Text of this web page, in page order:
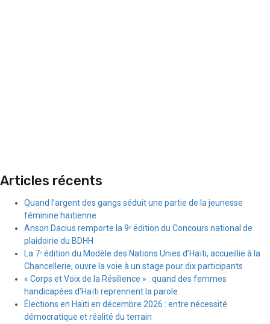
Articles récents
Quand l’argent des gangs séduit une partie de la jeunesse
féminine haïtienne
Anson Dacius remporte la 9ᵉ édition du Concours national de
plaidoirie du BDHH
La 7ᵉ édition du Modèle des Nations Unies d’Haïti, accueillie à la
Chancellerie, ouvre la voie à un stage pour dix participants
« Corps et Voix de la Résilience » : quand des femmes
handicapées d’Haïti reprennent la parole
Élections en Haïti en décembre 2026 : entre nécessité
démocratique et réalité du terrain